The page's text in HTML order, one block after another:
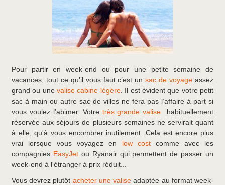
Pour partir en week-end ou pour une petite semaine de
vacances, tout ce qu’il vous faut c’est unsac de voyage assez
grand ou unevalise cabine légère. Il est évident que votre petit
sac à main ou autre sac de villes ne fera pas l’affaire à part si
vous voulez l'abimer. Votre très grande valise habituellement
réservée aux séjours de plusieurs semaines ne servirait quant
à elle, qu'à vous encombrer inutilement . Cela est encore plus
vrai lorsque vous voyagez en low costcomme avec les
compagnies EasyJetou Ryanair qui permettent de passer un
week-end à l'étranger à prix réduit...
Vous devrez plutôt acheter une valise adaptée au format week-